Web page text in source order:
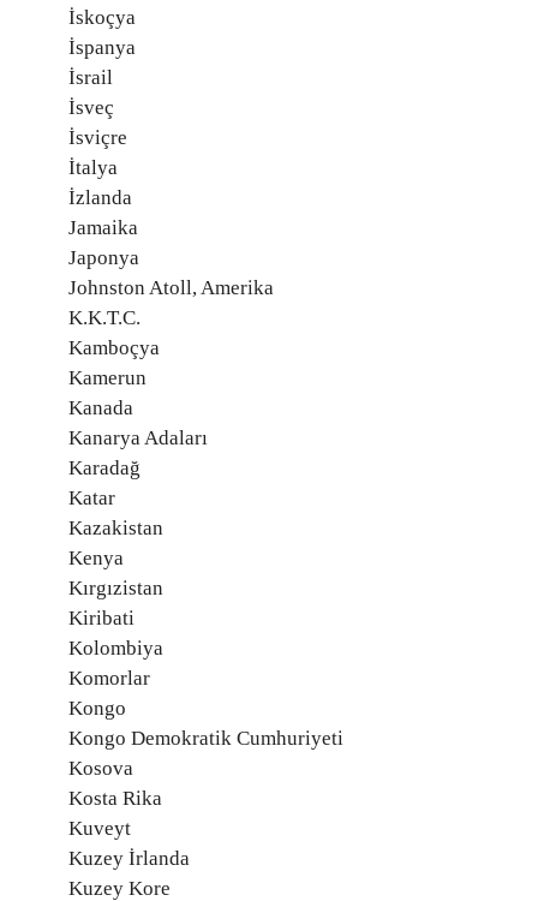
İskoçya
İspanya
İsrail
İsveç
İsviçre
İtalya
İzlanda
Jamaika
Japonya
Johnston Atoll, Amerika
K.K.T.C.
Kamboçya
Kamerun
Kanada
Kanarya Adaları
Karadağ
Katar
Kazakistan
Kenya
Kırgızistan
Kiribati
Kolombiya
Komorlar
Kongo
Kongo Demokratik Cumhuriyeti
Kosova
Kosta Rika
Kuveyt
Kuzey İrlanda
Kuzey Kore